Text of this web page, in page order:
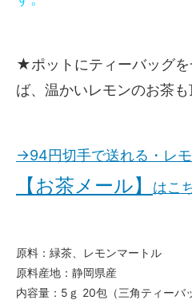
★ポットにティーバッグ
ば、温かいレモンのお茶も
→94円切手で送れる・レ
【お茶メール】 はこ
原料：緑茶、レモンマートル
原料産地：静岡県産
内容量：5ｇ 20包（三角ティ